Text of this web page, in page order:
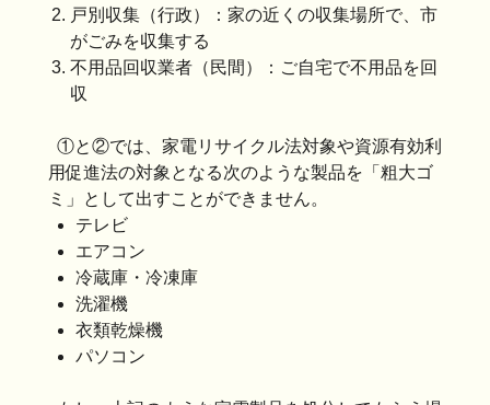
戸別収集（行政）：家の近くの収集場所で、市
がごみを収集する
不用品回収業者（民間）：ご自宅で不用品を回
収
①と②では、家電リサイクル法対象や資源有効利
用促進法の対象となる次のような製品を「粗大ゴ
ミ」として出すことができません。
テレビ
エアコン
冷蔵庫・冷凍庫
洗濯機
衣類乾燥機
パソコン